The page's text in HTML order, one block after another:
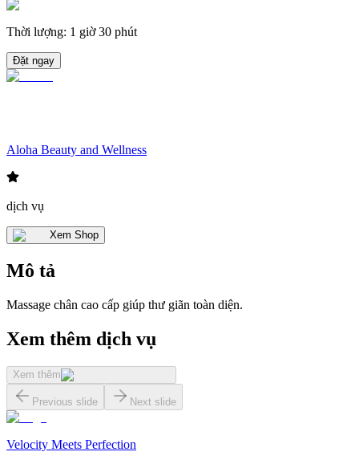
Thời lượng: 1 giờ 30 phút
Đặt ngay
Aloha Beauty and Wellness
dịch vụ
Xem Shop
Mô tả
Massage chân cao cấp giúp thư giãn toàn diện.
Xem thêm dịch vụ
Xem thêm
Previous slide Next slide
Velocity Meets Perfection